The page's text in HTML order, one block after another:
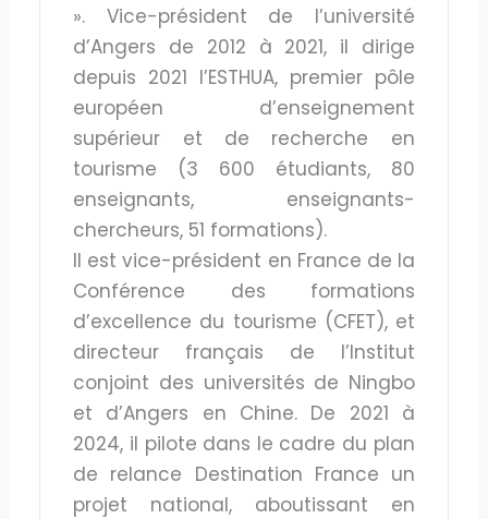
». Vice-président de l’université
d’Angers de 2012 à 2021, il dirige
depuis 2021 l’ESTHUA, premier pôle
européen d’enseignement
supérieur et de recherche en
tourisme (3 600 étudiants, 80
enseignants, enseignants-
chercheurs, 51 formations).
Il est vice-président en France de la
Conférence des formations
d’excellence du tourisme (CFET), et
directeur français de l’Institut
conjoint des universités de Ningbo
et d’Angers en Chine. De 2021 à
2024, il pilote dans le cadre du plan
de relance Destination France un
projet national, aboutissant en